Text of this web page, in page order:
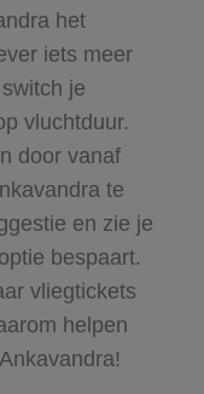
het
iets meer
je
vluchtduur.
door vanaf
te
en zie je
bespaart.
vliegtickets
helpen